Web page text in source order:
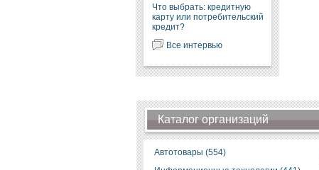
Что выбрать: кредитную
карту или потребительский
кредит?
Все интервью
Каталог организаций
Автотовары (554)